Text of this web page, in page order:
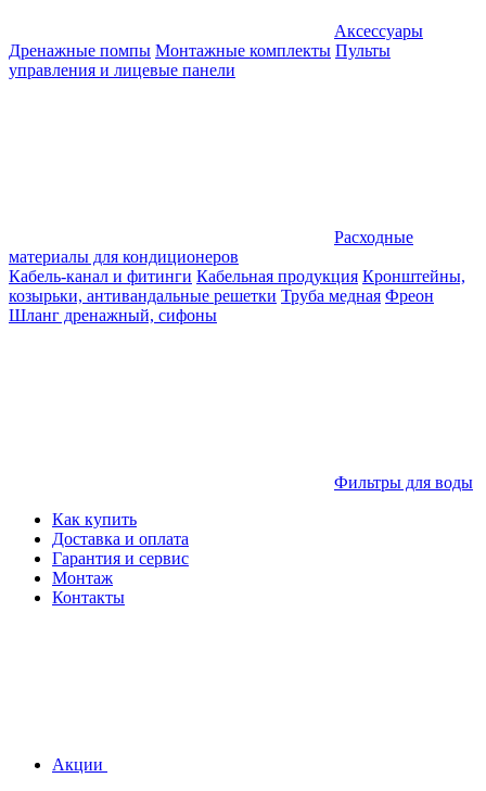
Аксессуары
Дренажные помпы Монтажные комплекты Пульты
управления и лицевые панели
Расходные
материалы для кондиционеров
Кабель-канал и фитинги Кабельная продукция Кронштейны,
козырьки, антивандальные решетки Труба медная Фреон
Шланг дренажный, сифоны
Фильтры для воды
Как купить
Доставка и оплата
Гарантия и сервис
Монтаж
Контакты
Акции